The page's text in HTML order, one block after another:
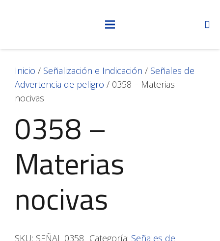
Inicio / Señalización e Indicación / Señales de
Advertencia de peligro / 0358 – Materias
nocivas
0358 –
Materias
nocivas
SKU: SEÑAL 0358 Categoría: Señales de